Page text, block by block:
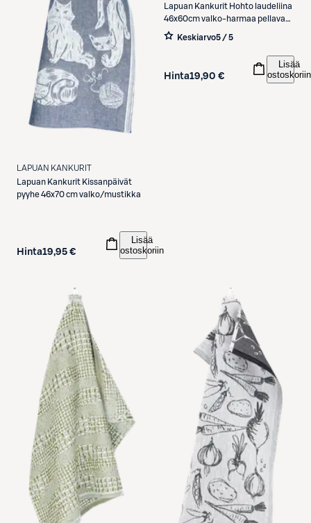
LAPUAN KANKURIT
Lapuan Kankurit Kissanpäivät
pyyhe 46x70 cm valko/mustikka
Hinta19,95 €
Lisää
ostoskoriin
Lapuan Kankurit Hohto laudeliina
46x60cm valko-harmaa pellava-
puuvilla
Keskiarvo5 / 5
Hinta19,90 €
Lisää
ostoskoriin